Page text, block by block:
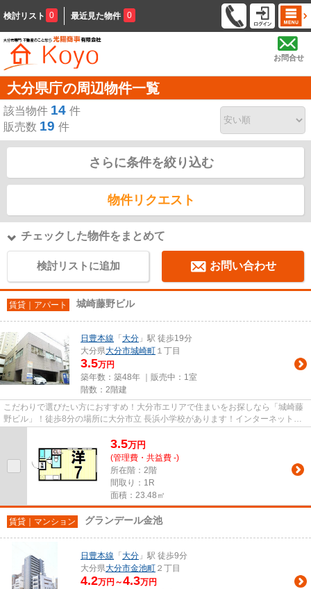
検討リスト 0 最近見た物件 0
お問合せ
大分県庁の周辺物件一覧
該当物件 14 件
販売数 19 件
さらに条件を絞り込む
物件リクエスト
チェックした物件をまとめて
検討リストに追加 お問い合わせ
賃貸｜アパート 城崎藤野ビル
日豊本線 「 大分 」駅 徒歩19分
大分県大分市城崎町 １丁目
3.5万円
築年数：築48年 ｜販売中： 1室
階数：2階建
こだわりで選びたい方におすすめ！大分市エリアで住まいをお探しなら「城崎藤
野ビル」！徒歩8分の場所に大分市立 長浜小学校があります！インターネット付
3.5万円
(管理費・共益費 -)
所在階：2階
間取り：1R
面積：23.48㎡
賃貸｜マンション グランデール金池
日豊本線 「 大分 」駅 徒歩9分
大分県大分市金池町 ２丁目
4.2万円～4.3万円